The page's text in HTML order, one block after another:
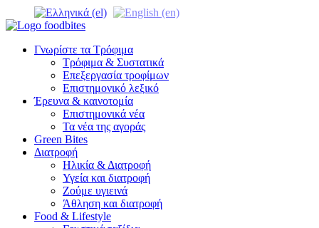
Γνωρίστε τα Τρόφιμα
Τρόφιμα & Συστατικά
Επεξεργασία τροφίμων
Επιστημονικό λεξικό
Έρευνα & καινοτομία
Επιστημονικά νέα
Τα νέα της αγοράς
Green Bites
Διατροφή
Ηλικία & Διατροφή
Υγεία και διατροφή
Ζούμε υγιεινά
Άθληση και διατροφή
Food & Lifestyle